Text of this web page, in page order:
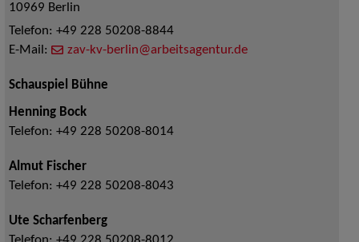
10969 Berlin
Telefon: +49 228 50208-8844
E-Mail:
zav-kv-berlin@arbeitsagentur.de
Schauspiel Bühne
Henning Bock
Telefon: +49 228 50208-8014
Almut Fischer
Telefon: +49 228 50208-8043
Ute Scharfenberg